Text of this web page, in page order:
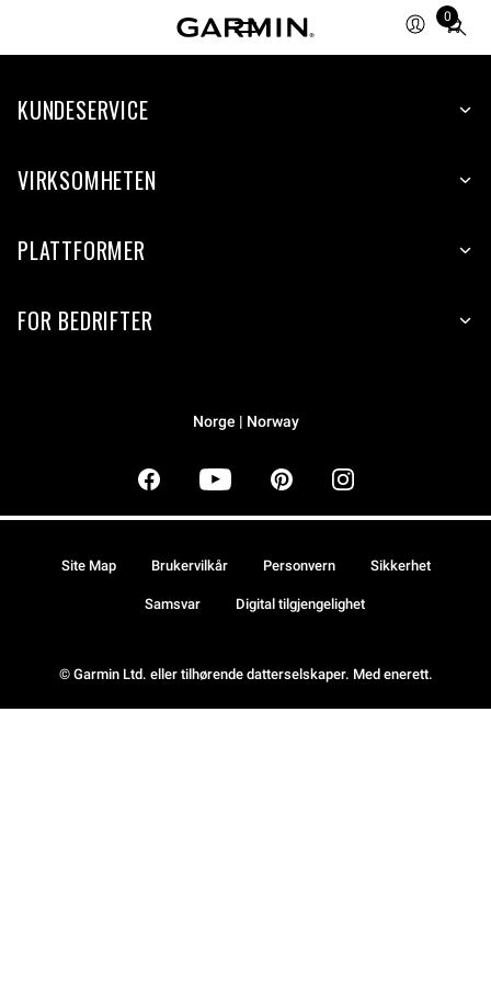
0
Total
items
cart:
KUNDESERVICE
VIRKSOMHETEN
PLATTFORMER
FOR BEDRIFTER
Norge | Norway
© Garmin Ltd. eller tilhørende datterselskaper. Med enerett.
Site Map Brukervilkår Personvern Sikkerhet
Samsvar Digital tilgjengelighet